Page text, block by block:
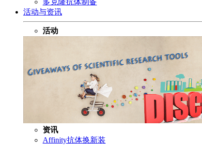
活动与资讯
活动
资讯
Affinity抗体换新装